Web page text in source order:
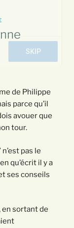
de Philippe
parce qu’il
avouer que
tour.
pas le
qu’écrit il y a
ses conseils
en sortant de